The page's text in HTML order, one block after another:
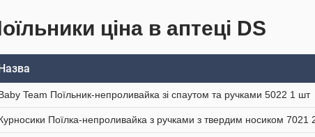
ціна в аптеці DS
Team Поїльник-непроливайка зі спаутом та ручками 5022 1 шт
Поїлка-непроливайка з ручками з твердим носиком